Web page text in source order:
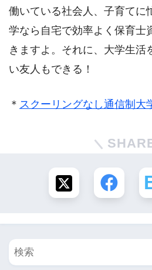
働いている社会人、子育てに
学なら自宅で効率よく保育士
きますよ。それに、大学生活
い友人もできる！
＊ スクーリングなし通信制大